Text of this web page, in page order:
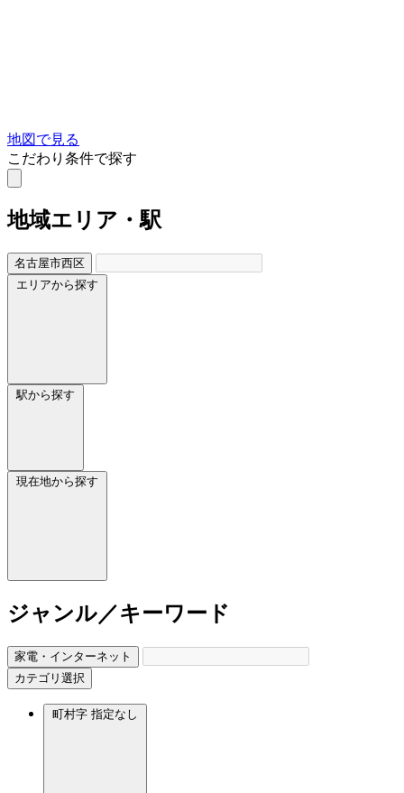
地図で見る
こだわり条件で探す
地域エリア・駅
名古屋市西区
エリアから探す
駅から探す
現在地から探す
ジャンル／キーワード
家電・インターネット
カテゴリ選択
町村字 指定なし